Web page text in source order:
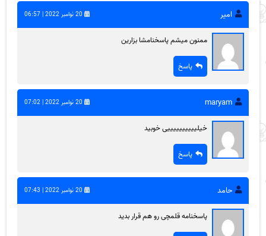
امیر 20 نوامبر 2022 | 06:57
ممنون میشم پاسخنامشا بزارین
پاسخ
maryam 20 نوامبر 2022 | 07:02
خیلییییییییییی خوبید
پاسخ
حامد 20 نوامبر 2022 | 07:43
پاسخنامه قلمچی رو هم قرار بدید